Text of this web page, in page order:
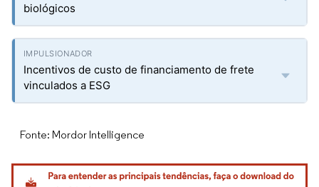
biológicos
Incentivos de custo de financiamento de frete
vinculados a ESG
Fonte: Mordor Intelligence